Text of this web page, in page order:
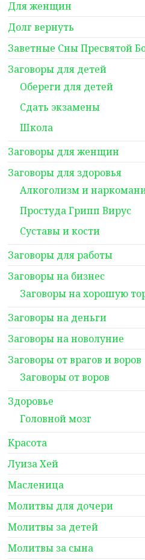
Для женщин
Долг вернуть
Заветные Сны Пресвятой
Заговоры для детей
Обереги для детей
Сдать экзамены
Школа
Заговоры для женщин
Заговоры для здоровья
Алкоголизм и
Простуда Грипп Вирус
Суставы и кости
Заговоры для работы
Заговоры на бизнес
Заговоры на хорошую
Заговоры на деньги
Заговоры на новолуние
Заговоры от врагов и воров
Заговоры от воров
Здоровье
Головной мозг
Красота
Луиза Хей
Масленица
Молитвы для дочери
Молитвы за детей
Молитвы за сына